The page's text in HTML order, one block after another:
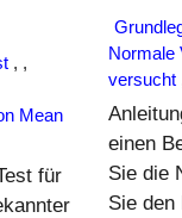
, ,
Mean
für
Normale
versucht
einen
Sie die
Sie den